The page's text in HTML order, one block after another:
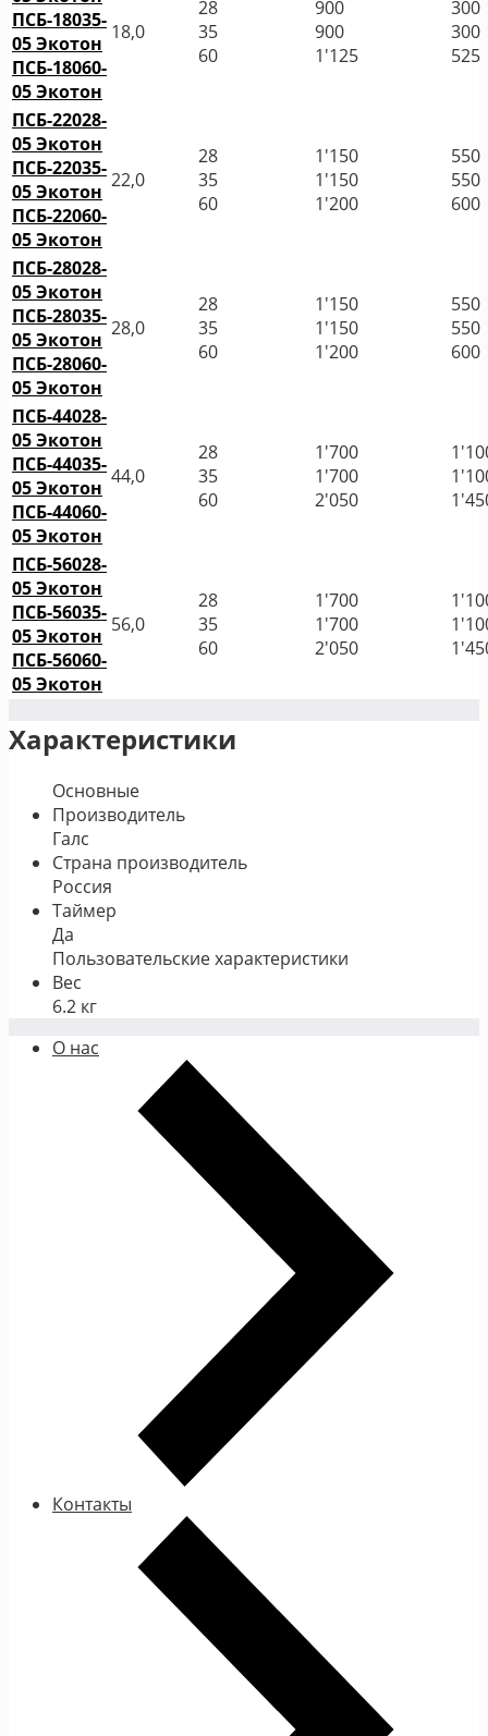
ПСБ-18035-
05 Экотон
ПСБ-18060-
05 Экотон
18,0
28
35
60
900
900
1'125
300
300
525
ПСБ-22028-
05 Экотон
ПСБ-22035-
05 Экотон
ПСБ-22060-
05 Экотон
22,0
28
35
60
1'150
1'150
1'200
550
550
600
ПСБ-28028-
05 Экотон
ПСБ-28035-
05 Экотон
ПСБ-28060-
05 Экотон
28,0
28
35
60
1'150
1'150
1'200
550
550
600
ПСБ-44028-
05 Экотон
ПСБ-44035-
05 Экотон
ПСБ-44060-
05 Экотон
44,0
28
35
60
1'700
1'700
2'050
ПСБ-56028-
05 Экотон
ПСБ-56035-
05 Экотон
ПСБ-56060-
05 Экотон
56,0
28
35
60
1'700
1'700
2'050
Характеристики
Основные
Производитель
Галс
Страна производитель
Россия
Таймер
Да
Пользовательские характеристики
Вес
6.2 кг
О нас
Контакты